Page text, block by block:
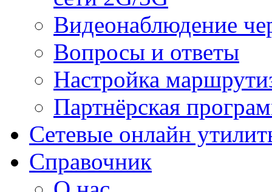
Видеонаблюдение
Вопросы и ответы
Настройка
Партнёрская
Сетевые онлайн
Справочник